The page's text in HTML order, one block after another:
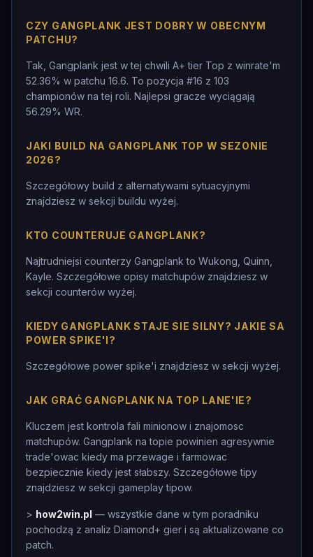
CZY GANGPLANK JEST DOBRY W OBECNYM
PATCHU?
Tak, Gangplank jest w tej chwili A+ tier Top z winrate'm
52.36% w patchu 16.6. To pozycja #16 z 103
championów na tej roli. Najlepsi gracze wyciągają
56.29% WR.
JAKI BUILD NA GANGPLANK TOP W SEZONIE
2026?
Szczegółowy build z alternatywami sytuacyjnymi
znajdziesz w sekcji buildu wyżej.
KTO COUNTERUJE GANGPLANK?
Najtrudniejsi counterzy Gangplank to Wukong, Quinn,
Kayle. Szczegółowe opisy matchupów znajdziesz w
sekcji counterów wyżej.
KIEDY GANGPLANK STAJE SIE SILNY? JAKIE SA
POWER SPIKE'I?
Szczegółowe power spike'i znajdziesz w sekcji wyżej.
JAK GRAĆ GANGPLANK NA TOP LANE'IE?
Kluczem jest kontrola fali minionow i znajomosc
matchupów. Gangplank na topie powinien agresywnie
trade'owac kiedy ma przewage i farmowac
bezpiecznie kiedy jest słabszy. Szczegółowe tipy
znajdziesz w sekcji gameplay tipow.
> how2win.pl — wszystkie dane w tym poradniku
pochodzą z analiz Diamond+ gier i są aktualizowane co
patch.